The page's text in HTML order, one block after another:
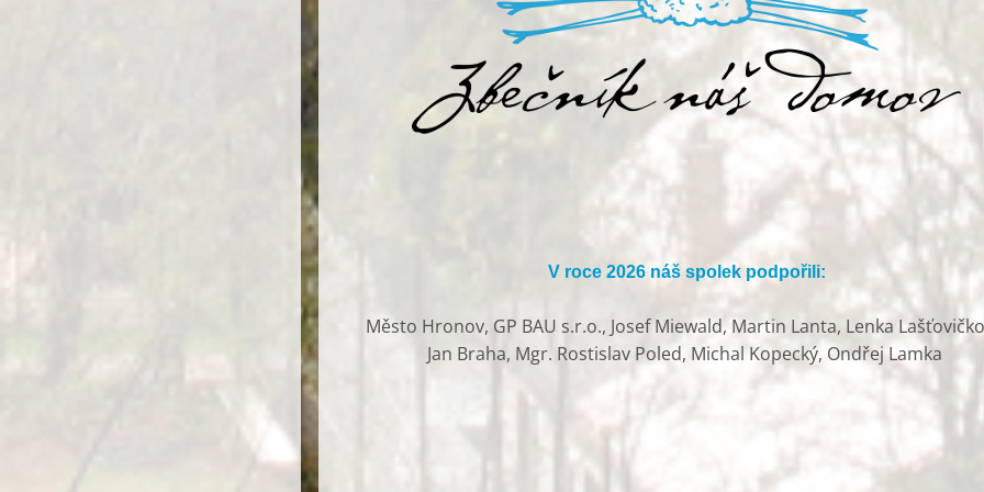
V roce 2026 náš spolek podpořili:
Město Hronov, GP BAU s.r.o., Josef Miewald, Martin Lanta, Lenka
Jan Braha, Mgr. Rostislav Poled, Michal Kopecký, Ondřej Lamka